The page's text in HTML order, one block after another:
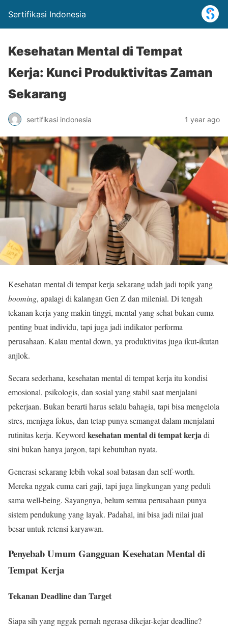
Sertifikasi Indonesia
Kesehatan Mental di Tempat
Kerja: Kunci Produktivitas Zaman
Sekarang
sertifikasi indonesia 1 year ago
Kesehatan mental di tempat kerja sekarang udah jadi topik yang
booming, apalagi di kalangan Gen Z dan milenial. Di tengah
tekanan kerja yang makin tinggi, mental yang sehat bukan cuma
penting buat individu, tapi juga jadi indikator performa
perusahaan. Kalau mental down, ya produktivitas juga ikut-ikutan
anjlok.
Secara sederhana, kesehatan mental di tempat kerja itu kondisi
emosional, psikologis, dan sosial yang stabil saat menjalani
pekerjaan. Bukan berarti harus selalu bahagia, tapi bisa mengelola
stres, menjaga fokus, dan tetap punya semangat dalam menjalani
rutinitas kerja. Keyword kesehatan mental di tempat kerjadi
sini bukan hanya jargon, tapi kebutuhan nyata.
Generasi sekarang lebih vokal soal batasan dan self-worth.
Mereka nggak cuma cari gaji, tapi juga lingkungan yang peduli
sama well-being. Sayangnya, belum semua perusahaan punya
sistem pendukung yang layak. Padahal, ini bisa jadi nilai jual
besar untuk retensi karyawan.
Penyebab Umum Gangguan Kesehatan Mental di
Tempat Kerja
Tekanan Deadline dan Target
Siapa sih yang nggak pernah ngerasa dikejar-kejar deadline?